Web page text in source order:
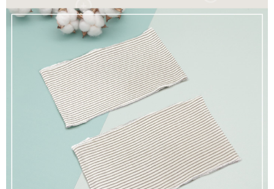
https://aftee.tw/terms/#terms3
３．未成年的使用者請事先徵得法定代理人或監護人之同意方可使用
「AFTEE先享後付」，若未經同意申辦者引起之損失，本公司不負相關責
４．使用「AFTEE先享後付」時，將依據個別帳號之用戶狀況，依本公司即
時審查核予不同之上限額度；若仍有額度不足之情形，本公司將視審查結果
請求用戶進行身份認證。
５．嚴禁一人註冊多個帳號或使用他人資訊註冊。若發現惡意使用之情形，
恩沛科技股份有限公司將有權停止該用戶之使用額度並採取法律行動。